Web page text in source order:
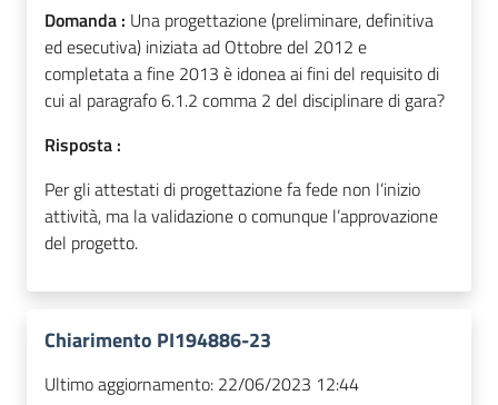
Domanda : Una progettazione (preliminare, definitiva
ed esecutiva) iniziata ad Ottobre del 2012 e
completata a fine 2013 è idonea ai fini del requisito di
cui al paragrafo 6.1.2 comma 2 del disciplinare di gara?
Risposta :
Per gli attestati di progettazione fa fede non l’inizio
attività, ma la validazione o comunque l’approvazione
del progetto.
Chiarimento PI194886-23
Ultimo aggiornamento: 22/06/2023 12:44